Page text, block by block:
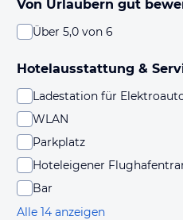
Von Urlaubern gut
Über 5,0 von 6
Hotelausstattung &
Ladestation für
WLAN
Parkplatz
Hoteleigener
Bar
Alle 14 anzeigen